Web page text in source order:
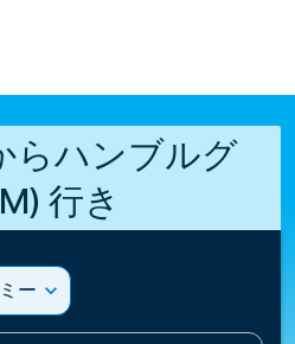
らハンブルグ
行き
ー expand_more